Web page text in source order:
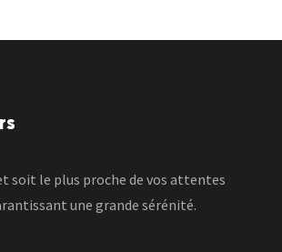
soit le plus proche de vos attentes
une grande sérénité.